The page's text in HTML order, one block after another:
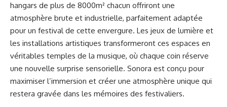
hangars de plus de 8000m² chacun offriront une
atmosphère brute et industrielle, parfaitement adaptée
pour un festival de cette envergure. Les jeux de lumière et
les installations artistiques transformeront ces espaces en
véritables temples de la musique, où chaque coin réserve
une nouvelle surprise sensorielle. Sonora est conçu pour
maximiser l’immersion et créer une atmosphère unique qui
restera gravée dans les mémoires des festivaliers.